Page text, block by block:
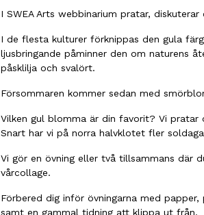
I SWEA Arts webbinarium pratar,
I de flesta kulturer förknippas den gula
ljusbringande påminner den om naturens
påsklilja och svalört.
Försommaren kommer sedan med
Vilken gul blomma är din favorit? Vi pratar
Snart har vi på norra halvklotet fler
Vi gör en övning eller två tillsammans
vårcollage.
Förbered dig inför övningarna med
samt en gammal tidning att klippa ut från.